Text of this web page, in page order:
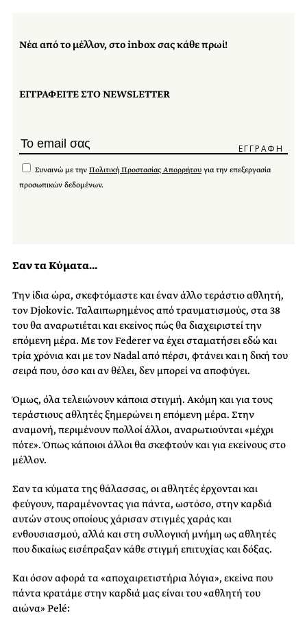
Νέα από το μέλλον, στο inbox σας κάθε πρωί!
ΕΓΓΡΑΦΕΙΤΕ ΣΤΟ NEWSLETTER
Συναινώ με την Πολιτική Προστασίας Απορρήτου για την επεξεργασία
προσωπικών δεδομένων.
Σαν τα Κύματα…
Την ίδια ώρα, σκεφτόμαστε και έναν άλλο τεράστιο αθλητή,
τον Djokovic. Ταλαιπωρημένος από τραυματισμούς, στα 38
του θα αναρωτιέται και εκείνος πώς θα διαχειριστεί την
επόμενη μέρα. Με τον Federer να έχει σταματήσει εδώ και
τρία χρόνια και με τον Nadal από πέρσι, φτάνει και η δική του
σειρά που, όσο και αν θέλει, δεν μπορεί να αποφύγει.
Όμως, όλα τελειώνουν κάποια στιγμή. Ακόμη και για τους
τεράστιους αθλητές ξημερώνει η επόμενη μέρα. Στην
αναμονή, περιμένουν πολλοί άλλοι, αναρωτιούνται «μέχρι
πότε». Όπως κάποιοι άλλοι θα σκεφτούν και για εκείνους στο
μέλλον.
Σαν τα κύματα της θάλασσας, οι αθλητές έρχονται και
φεύγουν, παραμένοντας για πάντα, ωστόσο, στην καρδιά
αυτών στους οποίους χάρισαν στιγμές χαράς και
ενθουσιασμού, αλλά και στη συλλογική μνήμη ως αθλητές
που δικαίως εισέπραξαν κάθε στιγμή επιτυχίας και δόξας.
Και όσον αφορά τα «αποχαιρετιστήρια λόγια», εκείνα που
πάντα κρατάμε στην καρδιά μας είναι του «αθλητή του
αιώνα» Pelé: